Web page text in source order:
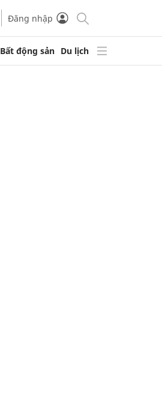
Đăng nhập
Bất động sản Du lịch